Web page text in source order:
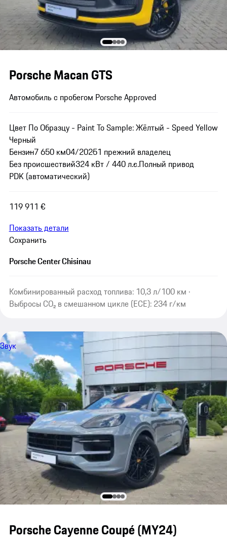
Porsche Macan GTS
Автомобиль с пробегом Porsche Approved
Цвет По Образцу - Paint To Sample: Жёлтый - Speed Yellow
Черный
Бензин7 650 км04/20251 прежний владелец
Без происшествий324 кВт / 440 л.с.Полный привод
PDK (автоматический)
119 911 €
Показать детали
Сохранить
Porsche Center Chisinau
Комбинированный расход топлива: 10,3 л/100 км ·
Выбросы CO₂ в смешанном цикле (ECE): 234 г/км
Звук
Porsche Cayenne Coupé (MY24)